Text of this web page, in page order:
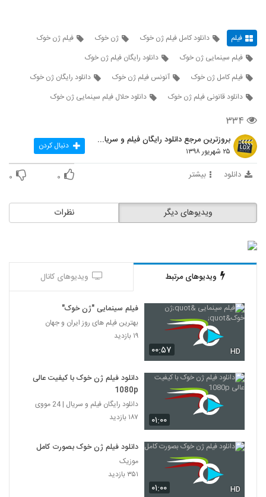
فیلم دانلود کامل فیلم ژن خوک ژن خوک
فیلم ژن خوک
فیلم سینمایی ژن خوک
دانلود رایگان فیلم ژن خوک
فیلم کامل ژن خوک
آنونس فیلم ژن خوک
دانلود رایگان ژن خوک
دانلود قانونی فیلم ژن خوک
دانلود حلال فیلم سینمایی ژن خوک
۳۳۴
بروزترین مرجع دانلود رایگان فیلم و سریال ایرانی
۲۵ شهریور ۱۳۹۸ دنبال کردن
دانلود بیشتر ۰ ۰
نظرات ویدیوهای دیگر
ویدیوهای مرتبط ویدیوهای کانال
۰۰:۵۷ HD
فیلم سینمایی "ژن خوک"
بهترین فیلم های روز ایران و جهان
۱۹ بازدید
۰۱:۰۰
دانلود فیلم ژن خوک با کیفیت عالی
1080p
دانلود رایگان فیلم و سریال | 24 مووی
۱۸۷ بازدید
۰۱:۰۰ HD
دانلود فیلم ژن خوک بصورت کامل
موزیک
۳۵۱ بازدید